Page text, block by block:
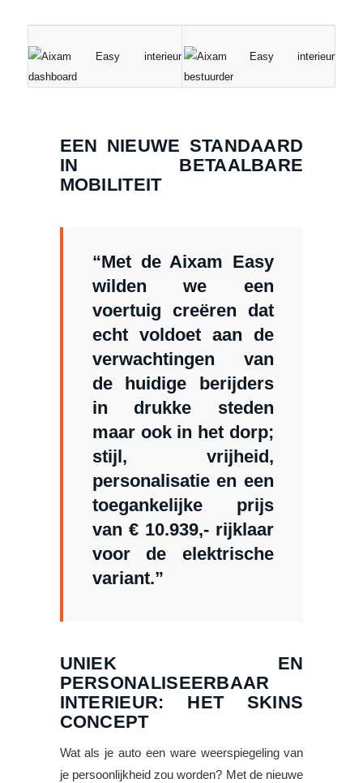
EEN NIEUWE STANDAARD
IN BETAALBARE
MOBILITEIT
“Met de Aixam Easy
wilden we een
voertuig creëren dat
echt voldoet aan de
verwachtingen van
de huidige berijders
in drukke steden
maar ook in het dorp;
stijl, vrijheid,
personalisatie en een
toegankelijke prijs
van € 10.939,- rijklaar
voor de elektrische
variant.”
UNIEK EN
PERSONALISEERBAAR
INTERIEUR: HET SKINS
CONCEPT
Wat als je auto een ware weerspiegeling van
je persoonlijkheid zou worden? Met de nieuwe